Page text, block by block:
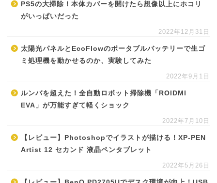
PS5の大掃除！本体カバーを開けたら想像以上にホコリ
がいっぱいだった
2022年12月31日
太陽光パネルとEcoFlowのポータブルバッテリーで生ゴ
ミ処理機を動かせるのか、実験してみた
2022年9月1日
ルンバを超えた！全自動ロボット掃除機「ROIDMI
EVA」が万能すぎて軽くショック
2022年7月10日
【レビュー】Photoshopでイラストが描ける！XP-PEN
Artist 12 セカンド 液晶ペンタブレット
2022年5月26日